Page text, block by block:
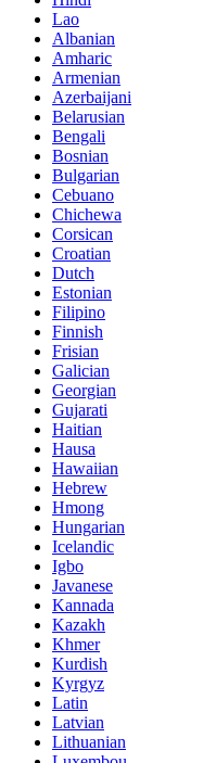
Lao
Albanian
Amharic
Armenian
Azerbaijani
Belarusian
Bengali
Bosnian
Bulgarian
Cebuano
Chichewa
Corsican
Croatian
Dutch
Estonian
Filipino
Finnish
Frisian
Galician
Georgian
Gujarati
Haitian
Hausa
Hawaiian
Hebrew
Hmong
Hungarian
Icelandic
Igbo
Javanese
Kannada
Kazakh
Khmer
Kurdish
Kyrgyz
Latin
Latvian
Lithuanian